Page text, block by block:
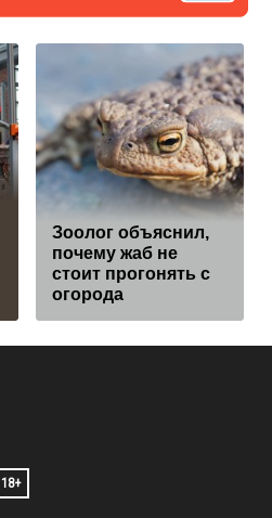
Зоолог объяснил,
почему жаб не
стоит прогонять с
огорода
18+